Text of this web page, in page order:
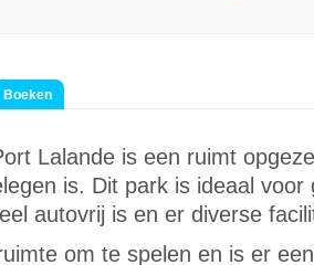
Boeken
Lalande is een ruimt
is. Dit park is ideaal
autovrij is en er diverse
om te spelen en is er